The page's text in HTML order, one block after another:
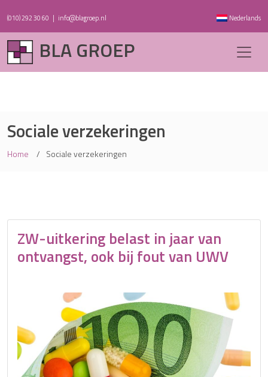
(010) 292 30 60 | info@blagroep.nl Nederlands
BLA GROEP
Sociale verzekeringen
Home Sociale verzekeringen
ZW-uitkering belast in jaar van
ontvangst, ook bij fout van UWV